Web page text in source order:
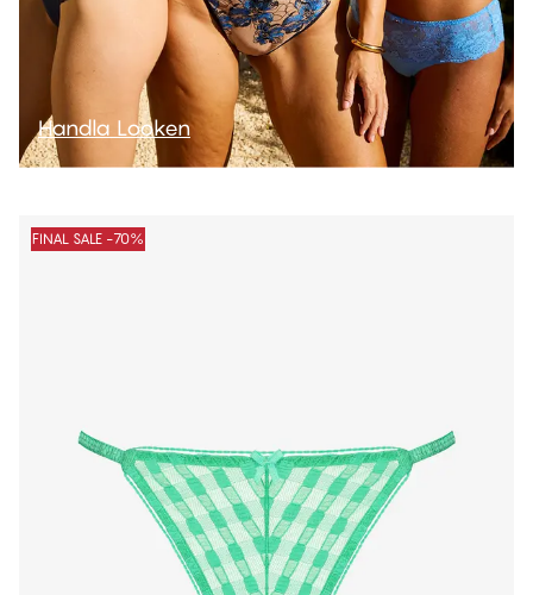
FINAL SALE -70%
Handla Looken